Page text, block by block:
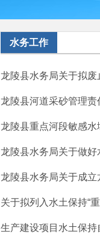
水务工作
龙陵县水务局关于拟
龙陵县河道采砂管理责
龙陵县重点河段敏感
龙陵县水务局关于做
龙陵县水务局关于成
关于拟列入水土保持“
生产建设项目水土保持